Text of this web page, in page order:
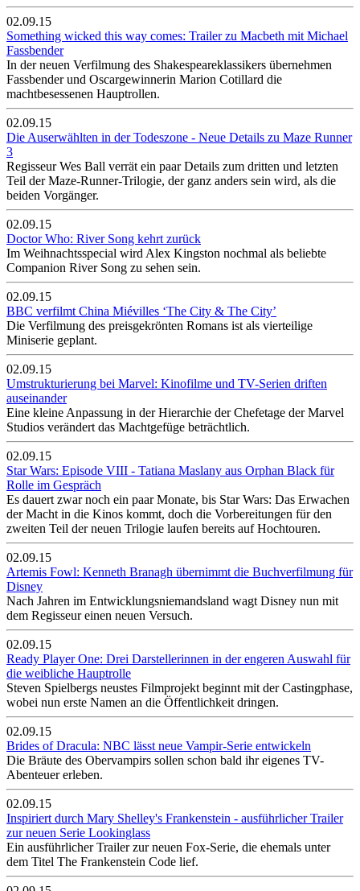
02.09.15
Something wicked this way comes: Trailer zu Macbeth mit Michael
Fassbender
In der neuen Verfilmung des Shakespeareklassikers übernehmen
Fassbender und Oscargewinnerin Marion Cotillard die
machtbesessenen Hauptrollen.
02.09.15
Die Auserwählten in der Todeszone - Neue Details zu Maze Runner
3
Regisseur Wes Ball verrät ein paar Details zum dritten und letzten
Teil der Maze-Runner-Trilogie, der ganz anders sein wird, als die
beiden Vorgänger.
02.09.15
Doctor Who: River Song kehrt zurück
Im Weihnachtsspecial wird Alex Kingston nochmal als beliebte
Companion River Song zu sehen sein.
02.09.15
BBC verfilmt China Miévilles ‘The City & The City’
Die Verfilmung des preisgekrönten Romans ist als vierteilige
Miniserie geplant.
02.09.15
Umstrukturierung bei Marvel: Kinofilme und TV-Serien driften
auseinander
Eine kleine Anpassung in der Hierarchie der Chefetage der Marvel
Studios verändert das Machtgefüge beträchtlich.
02.09.15
Star Wars: Episode VIII - Tatiana Maslany aus Orphan Black für
Rolle im Gespräch
Es dauert zwar noch ein paar Monate, bis Star Wars: Das Erwachen
der Macht in die Kinos kommt, doch die Vorbereitungen für den
zweiten Teil der neuen Trilogie laufen bereits auf Hochtouren.
02.09.15
Artemis Fowl: Kenneth Branagh übernimmt die Buchverfilmung für
Disney
Nach Jahren im Entwicklungsniemandsland wagt Disney nun mit
dem Regisseur einen neuen Versuch.
02.09.15
Ready Player One: Drei Darstellerinnen in der engeren Auswahl für
die weibliche Hauptrolle
Steven Spielbergs neustes Filmprojekt beginnt mit der Castingphase,
wobei nun erste Namen an die Öffentlichkeit dringen.
02.09.15
Brides of Dracula: NBC lässt neue Vampir-Serie entwickeln
Die Bräute des Obervampirs sollen schon bald ihr eigenes TV-
Abenteuer erleben.
02.09.15
Inspiriert durch Mary Shelley's Frankenstein - ausführlicher Trailer
zur neuen Serie Lookinglass
Ein ausführlicher Trailer zur neuen Fox-Serie, die ehemals unter
dem Titel The Frankenstein Code lief.